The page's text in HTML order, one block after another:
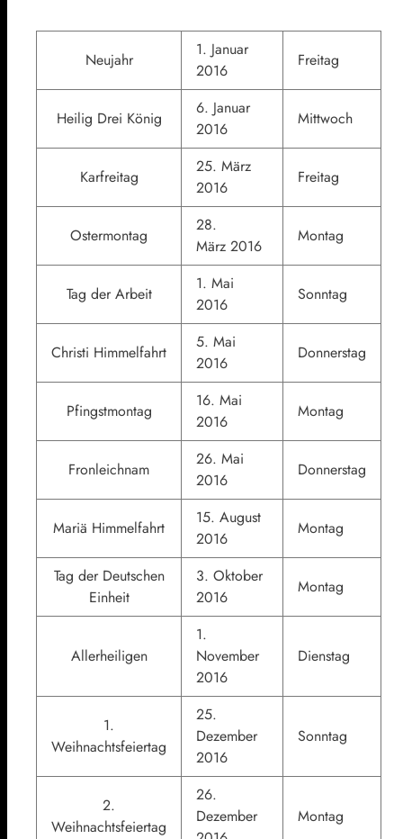
Neujahr
1. Januar
2016
Freitag
Heilig Drei König
6. Januar
2016
Mittwoch
Karfreitag
25. März
2016
Freitag
Ostermontag
28.
März 2016
Montag
Tag der Arbeit
1. Mai
2016
Sonntag
Christi Himmelfahrt
5. Mai
2016
Donnerstag
Pfingstmontag
16. Mai
2016
Montag
Fronleichnam
26. Mai
2016
Donnerstag
Mariä Himmelfahrt
15. August
2016
Montag
Tag der Deutschen
Einheit
3. Oktober
2016
Montag
Allerheiligen
1.
November
2016
Dienstag
1.
Weihnachtsfeiertag
25.
Dezember
2016
Sonntag
2.
Weihnachtsfeiertag
26.
Dezember
Montag